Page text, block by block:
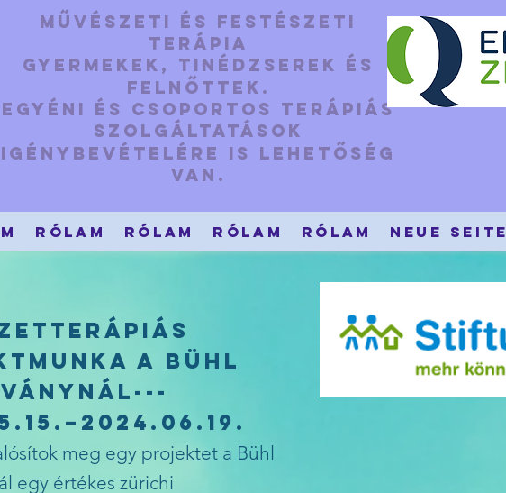
Művészeti és festészeti
terápia
Gyermekek, tinédzserek és
felnőttek.
Egyéni és csoportos terápiás
szolgáltatások
igénybevételére is lehetőség
van.
Rólam Rólam Rólam Rólam Neue Seite
a Bühl
meg egy projektet a Bühl
egy értékes zürichi